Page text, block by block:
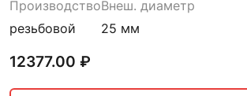
Производство
резьбовой
Внеш. диаметр
25 мм
12377.00 ₽